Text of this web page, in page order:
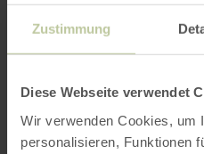
Zustimmung
Diese Webseite verwendet
Wir verwenden Cookies, um
personalisieren, Funktionen
Openingstijden
Kenmerken /
Categorieën